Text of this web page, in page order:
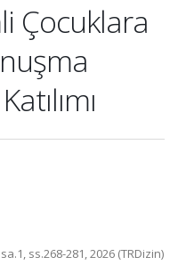
Çocuklara
ss.268-281, 2026 (TRDizin)